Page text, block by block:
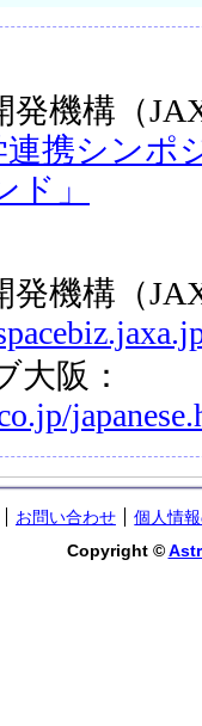
発機構（
連携シンポ
」
発機構（
大阪：
お問い合わせ
個人情
Copyright ©